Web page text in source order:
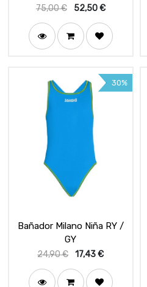
Holy White
75,00€ 52,50€
30%
Bañador Milano Niña RY /
GY
24,90€ 17,43€